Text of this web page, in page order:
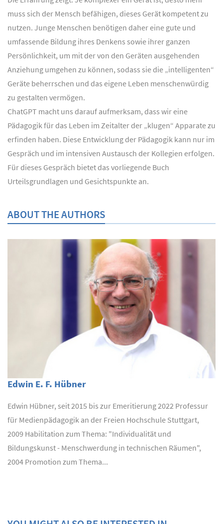
muss sich der Mensch befähigen, dieses Gerät kompetent zu
nutzen. Junge Menschen benötigen daher eine gute und
umfassende Bildung ihres Denkens sowie ihrer ganzen
Persönlichkeit, um mit der von den Geräten ausgehenden
Anziehung umgehen zu können, sodass sie die „intelligenten“
Geräte beherrschen und das eigene Leben menschenwürdig
zu gestalten vermögen.
ChatGPT macht uns darauf aufmerksam, dass wir eine
Pädagogik für das Leben im Zeitalter der „klugen“ Apparate zu
erfinden haben. Diese Entwicklung der Pädagogik kann nur im
Gespräch und im intensiven Austausch der Kollegien erfolgen.
Für dieses Gespräch bietet das vorliegende Buch
Urteilsgrundlagen und Gesichtspunkte an.
ABOUT THE AUTHORS
Edwin E. F. Hübner
Edwin Hübner, seit 2015 bis zur Emeritierung 2022 Professur
für Medienpädagogik an der Freien Hochschule Stuttgart,
2009 Habilitation zum Thema: "Individualität und
Bildungskunst - Menschwerdung in technischen Räumen",
2004 Promotion zum Thema...